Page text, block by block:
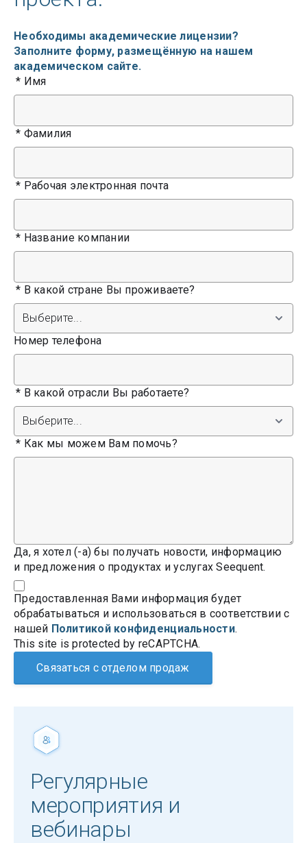
Необходимы академические лицензии?
Заполните форму, размещённую на нашем
академическом сайте.
* Имя
* Фамилия
* Рабочая электронная почта
* Название компании
* В какой стране Вы проживаете?
Номер телефона
* В какой отрасли Вы работаете?
* Как мы можем Вам помочь?
Да, я хотел (-а) бы получать новости, информацию
и предложения о продуктах и услугах Seequent.
Предоставленная Вами информация будет
обрабатываться и использоваться в соответствии с
нашей Политикой конфиденциальности.
This site is protected by reCAPTCHA.
Связаться с отделом продаж
Регулярные
мероприятия и
вебинары